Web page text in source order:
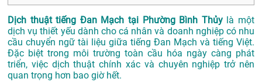
Dịch thuật tiếng Đan Mạch tại Phường Bình Thủylà một
dịch vụ thiết yếu dành cho cá nhân và doanh nghiệp có nhu
cầu chuyển ngữ tài liệu giữa tiếng Đan Mạch và tiếng Việt.
Đặc biệt trong môi trường toàn cầu hóa ngày càng phát
triển, việc dịch thuật chính xác và chuyên nghiệp trở nên
quan trọng hơn bao giờ hết.